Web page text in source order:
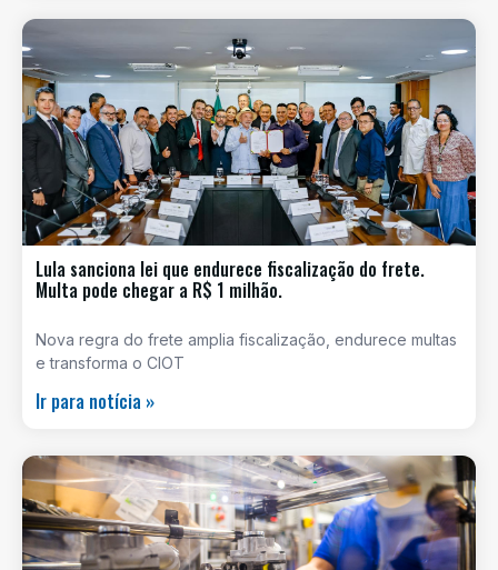
Lula sanciona lei que endurece fiscalização do frete.
Multa pode chegar a R$ 1 milhão.
Nova regra do frete amplia fiscalização, endurece multas
e transforma o CIOT
Ir para notícia »